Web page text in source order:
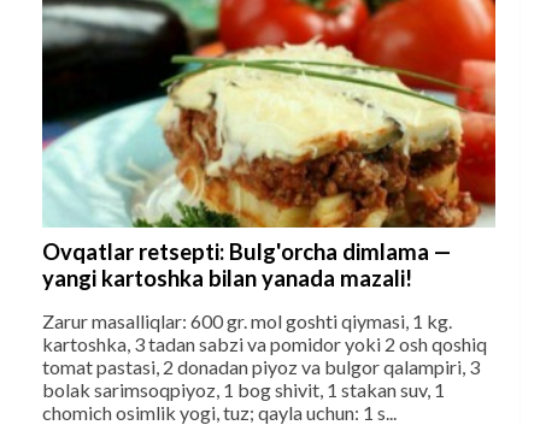
Ovqatlar retsepti: ​Bulg'orcha dimlama —
yangi kartoshka bilan yanada mazali!
Zarur masalliqlar: 600 gr. mol goshti qiymasi, 1 kg.
kartoshka, 3 tadan sabzi va pomidor yoki 2 osh qoshiq
tomat pastasi, 2 donadan piyoz va bulgor qalampiri, 3
bolak sarimsoqpiyoz, 1 bog shivit, 1 stakan suv, 1
chomich osimlik yogi, tuz; qayla uchun: 1 s...